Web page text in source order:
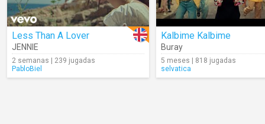
Less Than A Lover
JENNIE
2 semanas | 239 jugadas
PabloBiel
Kalbime Kalbime
Buray
5 meses | 818 jugadas
selvatica